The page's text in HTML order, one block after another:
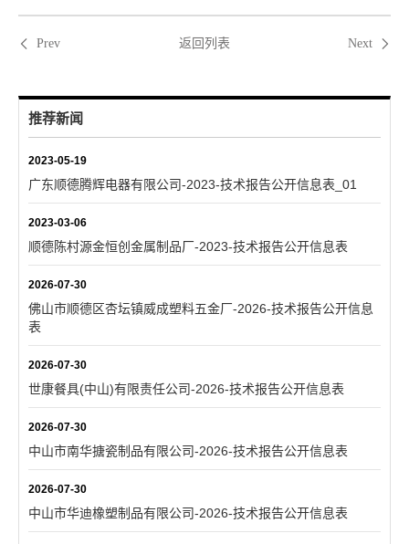
Prev 返回列表 Next
推荐新闻
2023-05-19
广东顺德腾辉电器有限公司-2023-技术报告公开信息表_01
2023-03-06
顺德陈村源金恒创金属制品厂-2023-技术报告公开信息表
2026-07-30
佛山市顺德区杏坛镇威成塑料五金厂-2026-技术报告公开信息
表
2026-07-30
世康餐具(中山)有限责任公司-2026-技术报告公开信息表
2026-07-30
中山市南华搪瓷制品有限公司-2026-技术报告公开信息表
2026-07-30
中山市华迪橡塑制品有限公司-2026-技术报告公开信息表